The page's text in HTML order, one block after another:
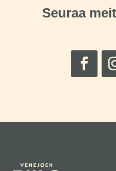
Seuraa